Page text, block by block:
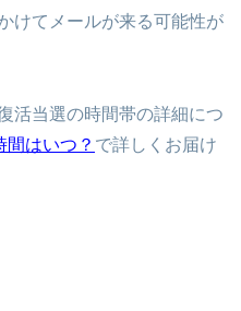
けてメールが来る可能性が
活当選の時間帯の詳細につ
間はいつ？ で詳しくお届け